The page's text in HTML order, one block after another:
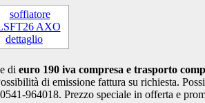
di euro 190 iva compresa e trasporto
di emissione fattura su richiesta.
964018. Prezzo speciale in offerta e